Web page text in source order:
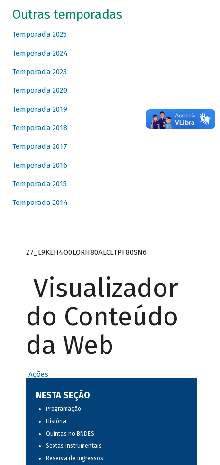
Outras temporadas
Temporada 2025
Temporada 2024
Temporada 2023
Temporada 2020
Temporada 2019
Temporada 2018
Temporada 2017
Temporada 2016
Temporada 2015
Temporada 2014
Z7_L9KEH4O0LORH80ALCLTPF80SN6
Visualizador
do Conteúdo
da Web
Ações
NESTA SEÇÃO
Programação
História
Quintas no BNDES
Sextas instrumentais
Reserva de ingressos